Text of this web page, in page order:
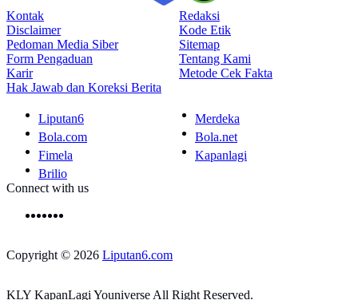
Kontak
Redaksi
Disclaimer
Kode Etik
Pedoman Media Siber
Sitemap
Form Pengaduan
Tentang Kami
Karir
Metode Cek Fakta
Hak Jawab dan Koreksi Berita
Liputan6
Merdeka
Bola.com
Bola.net
Fimela
Kapanlagi
Brilio
Connect with us
Copyright © 2026 Liputan6.com
KLY KapanLagi Youniverse All Right Reserved.